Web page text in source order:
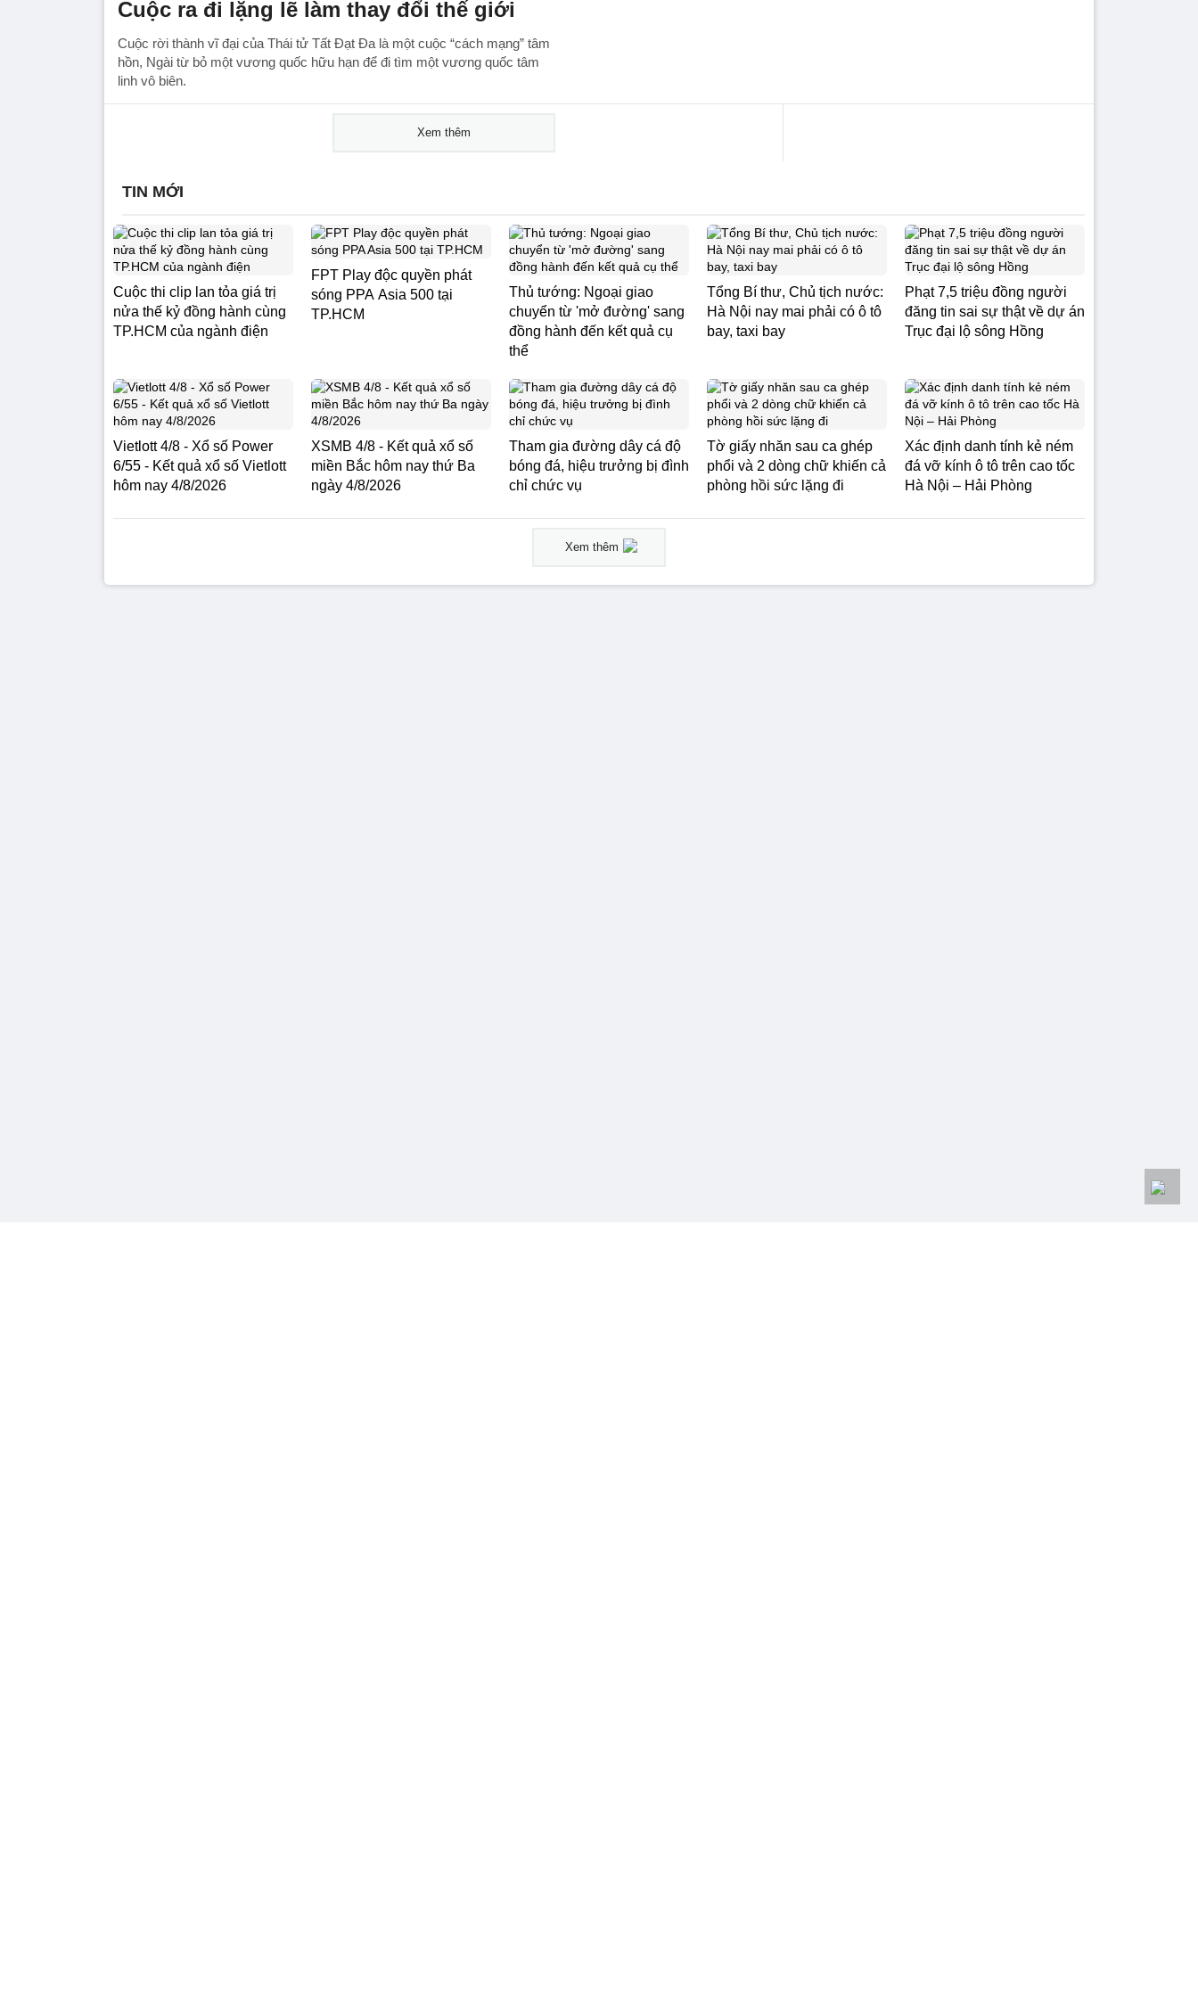
Cuộc ra đi lặng lẽ làm thay đổi thế giới
Cuộc rời thành vĩ đại của Thái tử Tất Đạt Đa là một cuộc “cách mạng” tâm
hồn, Ngài từ bỏ một vương quốc hữu hạn để đi tìm một vương quốc tâm
linh vô biên.
Xem thêm
TIN MỚI
Cuộc thi clip lan tỏa giá trị
nửa thế kỷ đồng hành cùng
TP.HCM của ngành điện
FPT Play độc quyền phát
sóng PPA Asia 500 tại
TP.HCM
Thủ tướng: Ngoại giao
chuyển từ 'mở đường' sang
đồng hành đến kết quả cụ
thể
Tổng Bí thư, Chủ tịch nước:
Hà Nội nay mai phải có ô tô
bay, taxi bay
Phạt 7,5 triệu đồng người
đăng tin sai sự thật về dự án
Trục đại lộ sông Hồng
Vietlott 4/8 - Xổ số Power
6/55 - Kết quả xổ số Vietlott
hôm nay 4/8/2026
XSMB 4/8 - Kết quả xổ số
miền Bắc hôm nay thứ Ba
ngày 4/8/2026
Tham gia đường dây cá độ
bóng đá, hiệu trưởng bị đình
chỉ chức vụ
Tờ giấy nhăn sau ca ghép
phổi và 2 dòng chữ khiến cả
phòng hồi sức lặng đi
Xác định danh tính kẻ ném
đá vỡ kính ô tô trên cao tốc
Hà Nội – Hải Phòng
Xem thêm